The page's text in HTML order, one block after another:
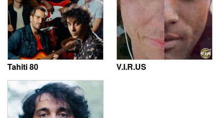
Tahiti 80 V.I.R.US